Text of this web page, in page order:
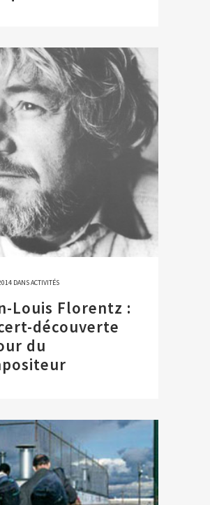
DANSACTIVITÉS
Louis Florentz :
découverte
du